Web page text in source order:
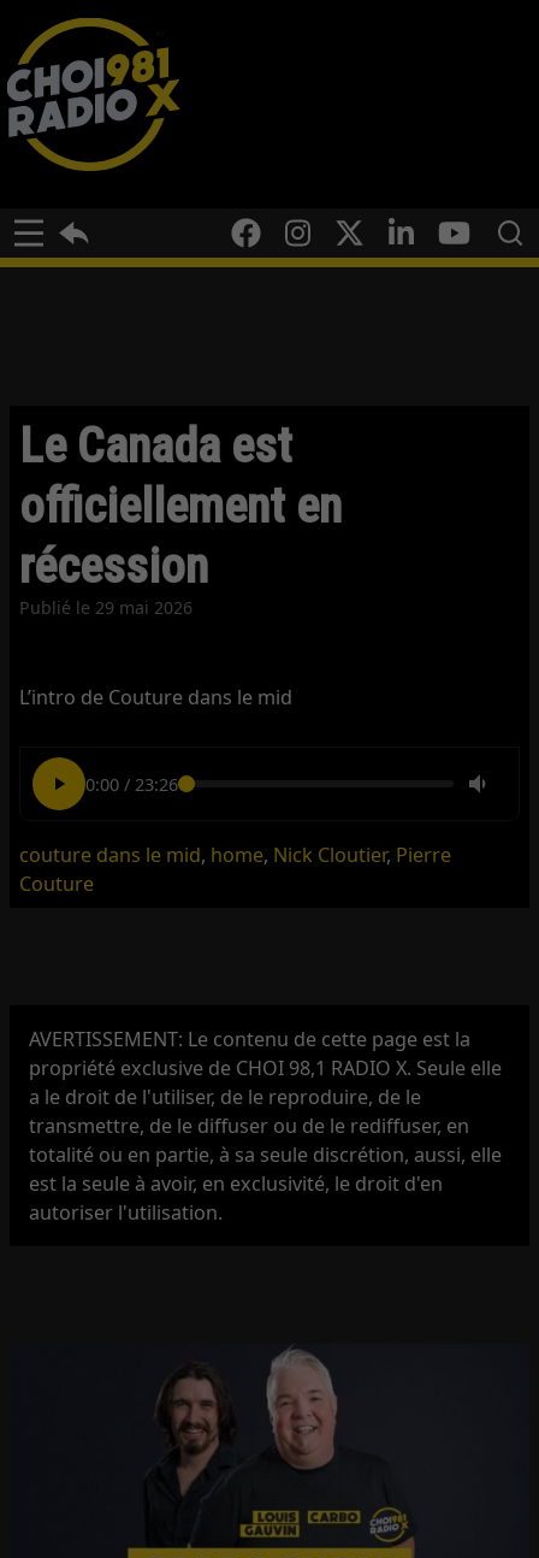
Le Canada est
officiellement en
récession
Publié le 29 mai 2026
L’intro de Couture dans le mid
0:00/ 23:26
couture dans le mid, home, Nick Cloutier, Pierre
Couture
AVERTISSEMENT: Le contenu de cette page est la
propriété exclusive de CHOI 98,1 RADIO X. Seule elle
a le droit de l'utiliser, de le reproduire, de le
transmettre, de le diffuser ou de le rediffuser, en
totalité ou en partie, à sa seule discrétion, aussi, elle
est la seule à avoir, en exclusivité, le droit d'en
autoriser l'utilisation.